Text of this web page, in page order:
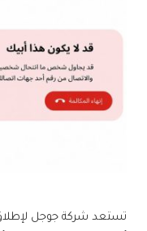
تستعد شركة جوجل